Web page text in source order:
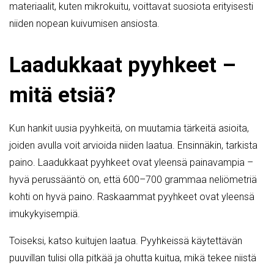
materiaalit, kuten mikrokuitu, voittavat suosiota erityisesti
niiden nopean kuivumisen ansiosta.
Laadukkaat pyyhkeet –
mitä etsiä?
Kun hankit uusia pyyhkeitä, on muutamia tärkeitä asioita,
joiden avulla voit arvioida niiden laatua. Ensinnäkin, tarkista
paino. Laadukkaat pyyhkeet ovat yleensä painavampia –
hyvä perussääntö on, että 600–700 grammaa neliömetriä
kohti on hyvä paino. Raskaammat pyyhkeet ovat yleensä
imukykyisempiä.
Toiseksi, katso kuitujen laatua. Pyyhkeissä käytettävän
puuvillan tulisi olla pitkää ja ohutta kuitua, mikä tekee niistä